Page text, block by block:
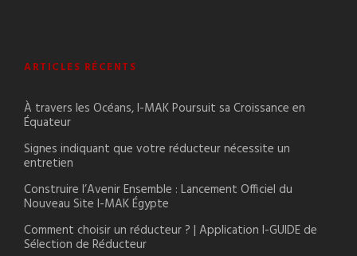
ARTICLES RÉCENTS
À travers les Océans, I-MAK Poursuit sa Croissance en
Équateur
Signes indiquant que votre réducteur nécessite un
entretien
Construire l’Avenir Ensemble : Lancement Officiel du
Nouveau Site I-MAK Égypte
Comment choisir un réducteur ? | Application I-GUIDE de
Sélection de Réducteur